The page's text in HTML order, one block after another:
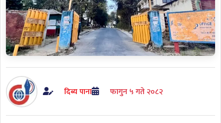
दिब्य पाना फागुन ५ गते २०८२